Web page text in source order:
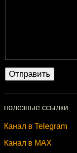
полезные ссылки
Канал в Telegram
Канал в MAX